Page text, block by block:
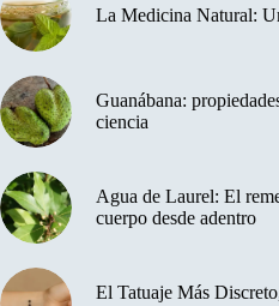
La Medicina Natural:
Guanábana:
ciencia
Agua de Laurel: El
cuerpo desde adentro
El Tatuaje Más